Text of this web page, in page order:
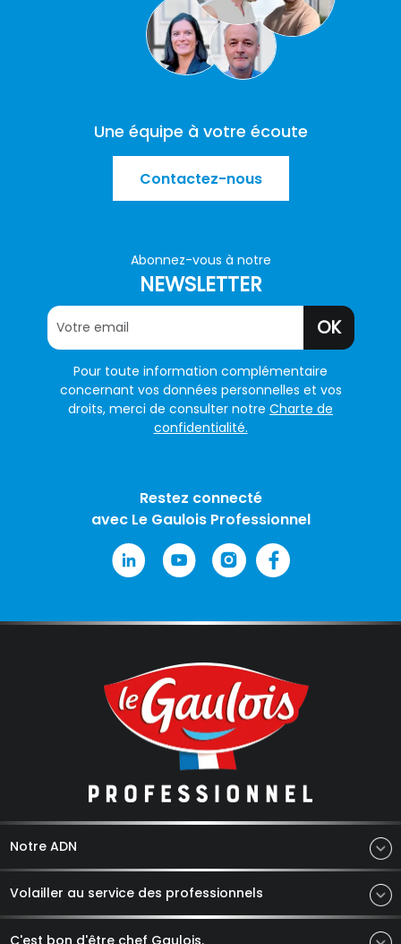
Une équipe à votre écoute
Contactez-nous
Abonnez-vous à notre
NEWSLETTER
OK
Pour toute information complémentaire
concernant vos données personnelles et vos
droits, merci de consulter notre Charte de
confidentialité.
Restez connecté
avec Le Gaulois Professionnel
Notre ADN
Volailler au service des professionnels
C'est bon d'être chef Gaulois.